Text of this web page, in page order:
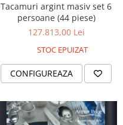
Tacamuri argint masiv set 6
persoane (44 piese)
127.813,00 Lei
STOC EPUIZAT
CONFIGUREAZA